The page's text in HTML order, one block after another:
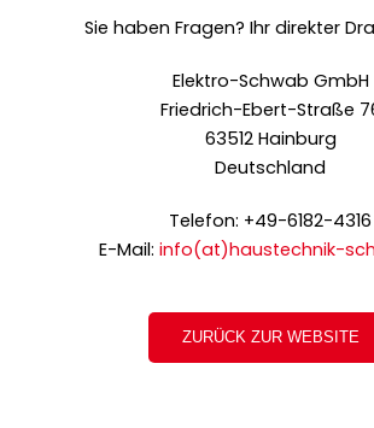
Sie haben Fragen? Ihr direkter
Elektro-Schwab GmbH
Friedrich-Ebert-Straße
63512 Hainburg
Deutschland
Telefon: +49-6182-4316
E-Mail: info(at)haustechnik-
ZURÜCK ZUR WEBSITE